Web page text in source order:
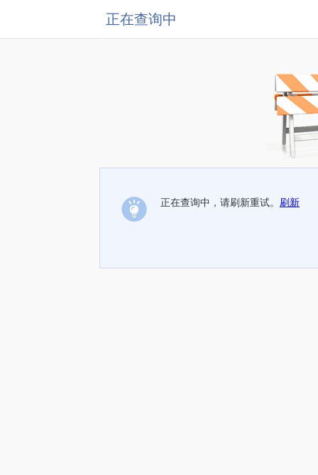
正在查询中
正在查询中，请刷新重试。 刷新